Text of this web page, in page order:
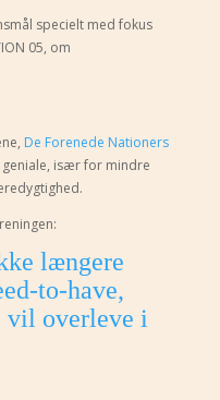
specielt med fokus
05, om
De Forenede Nationers
især for mindre
længere
to-have,
vil overleve i